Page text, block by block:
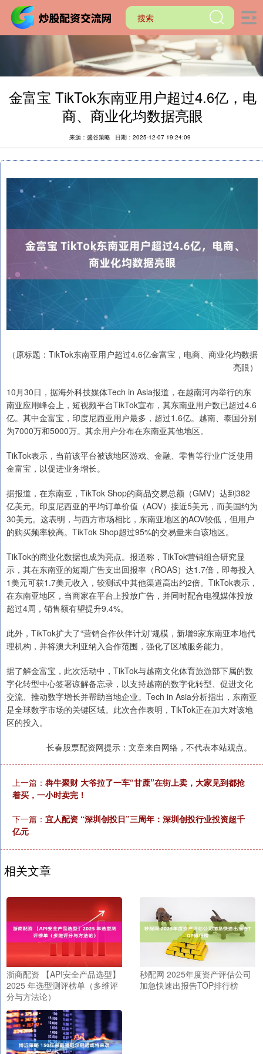
金富宝 TikTok东南亚用户超过4.6亿，电
商、商业化均数据亮眼
来源：盛谷策略 日期：2025-12-07 19:24:09
（原标题：TikTok东南亚用户超过4.6亿金富宝，电商、商业化均数据
亮眼）
10月30日，据海外科技媒体Tech in Asia报道，在越南河内举行的东
南亚应用峰会上，短视频平台TikTok宣布，其东南亚用户数已超过4.6
亿。其中金富宝，印度尼西亚用户最多，超过1.6亿。越南、泰国分别
为7000万和5000万。其余用户分布在东南亚其他地区。
TikTok表示，当前该平台被该地区游戏、金融、零售等行业广泛使用
金富宝，以促进业务增长。
据报道，在东南亚，TikTok Shop的商品交易总额（GMV）达到382
亿美元。印度尼西亚的平均订单价值（AOV）接近5美元，而美国约为
30美元。这表明，与西方市场相比，东南亚地区的AOV较低，但用户
的购买频率较高。TikTok Shop超过95%的交易量来自该地区。
TikTok的商业化数据也成为亮点。报道称，TikTok营销组合研究显
示，其在东南亚的短期广告支出回报率（ROAS）达1.7倍，即每投入
1美元可获1.7美元收入，较测试中其他渠道高出约2倍。TikTok表示，
在东南亚地区，当商家在平台上投放广告，并同时配合电视媒体投放
超过4周，销售额有望提升9.4%。
此外，TikTok扩大了“营销合作伙伴计划”规模，新增9家东南亚本地代
理机构，并将澳大利亚纳入合作范围，强化了区域服务能力。
据了解金富宝，此次活动中，TikTok与越南文化体育旅游部下属的数
字化转型中心签署谅解备忘录，以支持越南的数字化转型、促进文化
交流、推动数字增长并帮助当地企业。Tech in Asia分析指出，东南亚
是全球数字市场的关键区域。此次合作表明，TikTok正在加大对该地
区的投入。
长春股票配资网提示：文章来自网络，不代表本站观点。
上一篇： 犇牛聚财 大爷拉了一车“甘蔗”在街上卖，大家见到都抢
着买，一小时卖完！
下一篇： 宜人配资 “深圳创投日”三周年：深圳创投行业投资超千
亿元
相关文章
浙商配资 【API安全产品选型】
2025 年选型测评榜单（多维评
分与方法论）
秒配网 2025年度资产评估公司
加急快速出报告TOP排行榜